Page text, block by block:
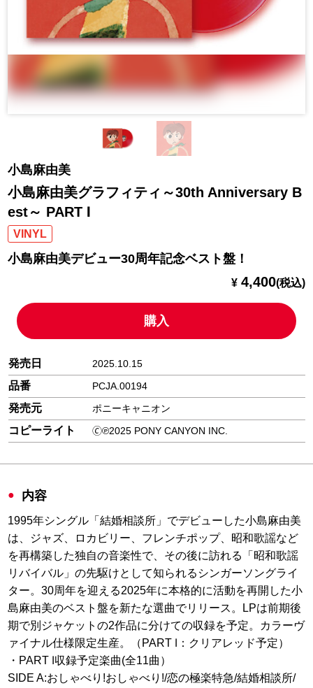
小島麻由美
小島麻由美グラフィティ～30th Anniversary B
est～ PART Ⅰ
VINYL
小島麻由美デビュー30周年記念ベスト盤！
¥ 4,400(税込)
購入
発売日 2025.10.15
品番 PCJA.00194
発売元 ポニーキャニオン
コピーライト 🄫℗2025 PONY CANYON INC.
内容
1995年シングル「結婚相談所」でデビューした小島麻由美
は、ジャズ、ロカビリー、フレンチポップ、昭和歌謡など
を再構築した独自の音楽性で、その後に訪れる「昭和歌謡
リバイバル」の先駆けとして知られるシンガーソングライ
ター。30周年を迎える2025年に本格的に活動を再開した小
島麻由美のベスト盤を新たな選曲でリリース。LPは前期後
期で別ジャケットの2作品に分けての収録を予定。カラーヴ
ァイナル仕様限定生産。（PART Ⅰ：クリアレッド予定）
・PART Ⅰ収録予定楽曲(全11曲）
SIDE A:おしゃべり!おしゃべり!/恋の極楽特急/結婚相談所/